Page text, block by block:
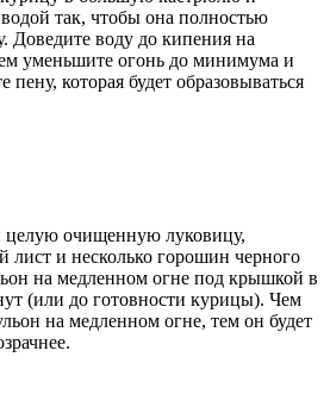
так, чтобы она полностью
Доведите воду до кипения на
уменьшите огонь до минимума и
пену, которая будет образовываться
целую очищенную луковицу,
лист и несколько горошин черного
на медленном огне под крышкой в
(или до готовности курицы). Чем
на медленном огне, тем он будет